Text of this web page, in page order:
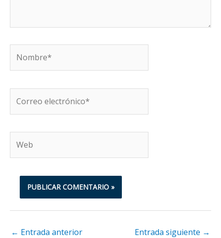
electrónico*
← Entrada anterior Entrada siguiente →